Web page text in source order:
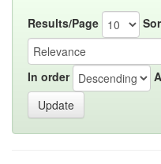
Results/Page
In order